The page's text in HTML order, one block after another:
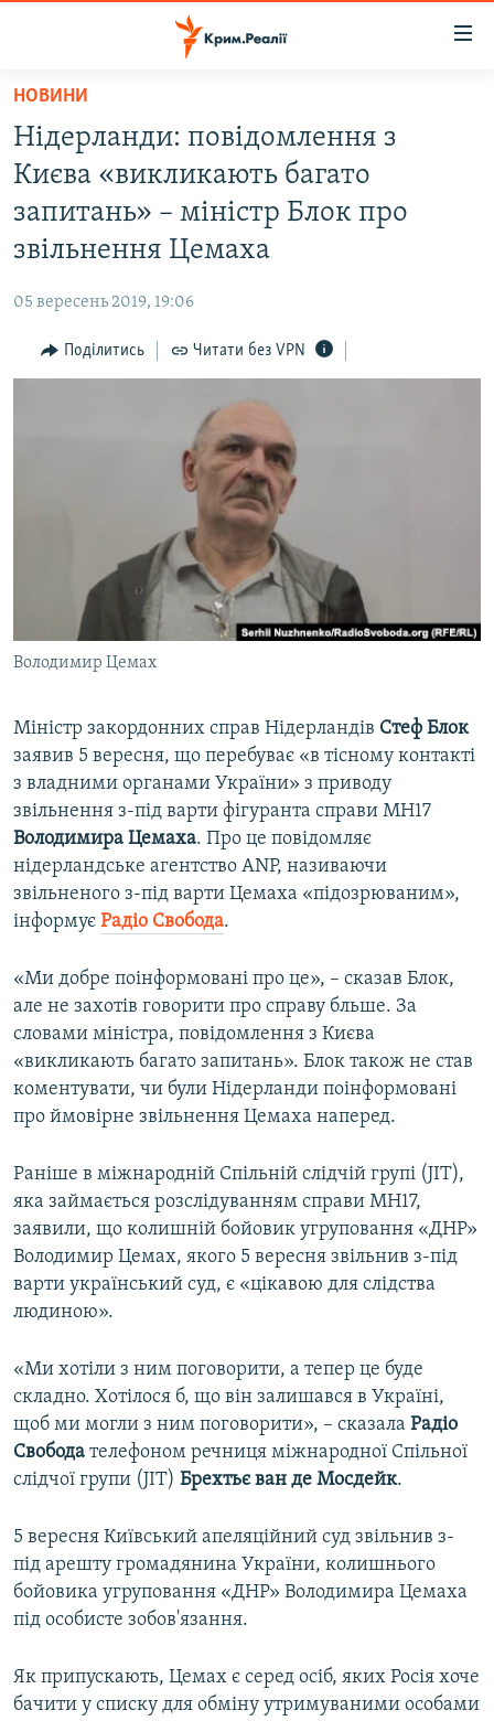
Перейти
основного
матеріалу
до
основної
Перейти
пошуку
ВОДА.КРИМ
ПОЛІТИКА
ПОГЛЯД
ІНТЕРВ'Ю
СВІДЧЕННЯ ОКУПАЦІЇ
УКРАЇНСЬКА ПРОБЛЕМА КРИМУ
ІНФОГРАФІКА
ЯК ОБІЙТИ БЛОКУВАННЯ
Qırımtatar
ДОЛУЧАЙСЯ!
Усі сайти RFE/RL
НОВИНИ
Нідерланди: повідомлення з
Києва «викликають багато
запитань» – міністр Блок про
звільнення Цемаха
05 вересень 2019, 19:06
Поділитись Читати без VPN
Володимир Цемах
Міністр закордонних справ Нідерландів Стеф Блок
заявив 5 вересня, що перебуває «в тісному контакті
з владними органами України» з приводу
звільнення з-під варти фігуранта справи MH17
Володимира Цемаха. Про це повідомляє
нідерландське агентство ANP, називаючи
звільненого з-під варти Цемаха «підозрюваним»,
інформує Радіо Свобода.
«Ми добре поінформовані про це», – сказав Блок,
але не захотів говорити про справу бльше. За
словами міністра, повідомлення з Києва
«викликають багато запитань». Блок також не став
коментувати, чи були Нідерланди поінформовані
про ймовірне звільнення Цемаха наперед.
Раніше в міжнародній Спільній слідчій групі (JIT),
яка займається розслідуванням справи MH17,
заявили, що колишній бойовик угруповання «ДНР»
Володимир Цемах, якого 5 вересня звільнив з-під
варти український суд, є «цікавою для слідства
людиною».
«Ми хотіли з ним поговорити, а тепер це буде
складно. Хотілося б, що він залишався в Україні,
щоб ми могли з ним поговорити», – сказала Радіо
Свобода телефоном речниця міжнародної Спільної
слідчої групи (JIT) Брехтьє ван де Мосдейк.
5 вересня Київський апеляційний суд звільнив з-
під арешту громадянина України, колишнього
бойовика угруповання «ДНР» Володимира Цемаха
під особисте зобов'язання.
Як припускають, Цемах є серед осіб, яких Росія хоче
бачити у списку для обміну утримуваними особами